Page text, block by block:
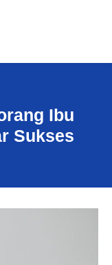
Ibu
Sukses